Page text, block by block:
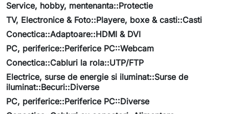
Service, hobby, mentenanta::Protectie
TV, Electronice & Foto::Playere, boxe & casti::Casti
Conectica::Adaptoare::HDMI & DVI
PC, periferice::Periferice PC::Webcam
Conectica::Cabluri la rola::UTP/FTP
Electrice, surse de energie si iluminat::Surse de
iluminat::Becuri::Diverse
PC, periferice::Periferice PC::Diverse